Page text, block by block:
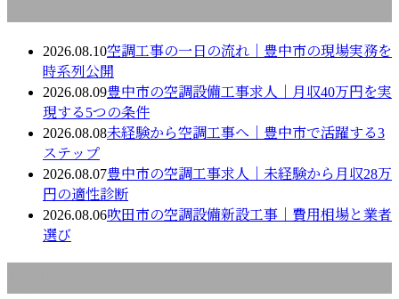
2026.08.10空調工事の一日の流れ｜豊中市の現場実務を
時系列公開
2026.08.09豊中市の空調設備工事求人｜月収40万円を実
現する5つの条件
2026.08.08未経験から空調工事へ｜豊中市で活躍する3
ステップ
2026.08.07豊中市の空調工事求人｜未経験から月収28万
円の適性診断
2026.08.06吹田市の空調設備新設工事｜費用相場と業者
選び